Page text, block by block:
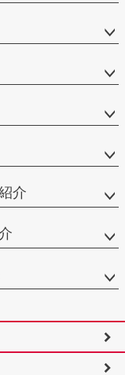
介